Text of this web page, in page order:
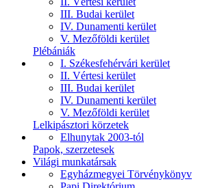
III. Budai kerület
IV. Dunamenti kerület
V. Mezőföldi kerület
Plébániák
I. Székesfehérvári kerület
II. Vértesi kerület
III. Budai kerület
IV. Dunamenti kerület
V. Mezőföldi kerület
Lelkipásztori körzetek
Elhunytak 2003-tól
Papok, szerzetesek
Világi munkatársak
Egyházmegyei Törvénykönyv